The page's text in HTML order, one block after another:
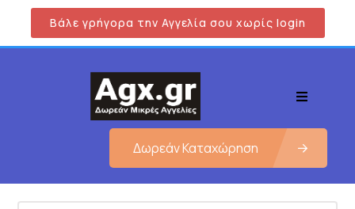
Βάλε γρήγορα την Αγγελία σου χωρίς login
Δωρεάν Καταχώρηση